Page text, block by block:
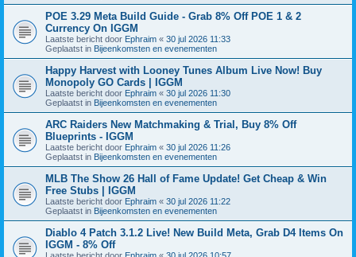
POE 3.29 Meta Build Guide - Grab 8% Off POE 1 & 2
Currency On IGGM
Laatste bericht door Ephraim « 30 jul 2026 11:33
Geplaatst in Bijeenkomsten en evenementen
Happy Harvest with Looney Tunes Album Live Now! Buy
Monopoly GO Cards | IGGM
Laatste bericht door Ephraim « 30 jul 2026 11:30
Geplaatst in Bijeenkomsten en evenementen
ARC Raiders New Matchmaking & Trial, Buy 8% Off
Blueprints - IGGM
Laatste bericht door Ephraim « 30 jul 2026 11:26
Geplaatst in Bijeenkomsten en evenementen
MLB The Show 26 Hall of Fame Update! Get Cheap & Win
Free Stubs | IGGM
Laatste bericht door Ephraim « 30 jul 2026 11:22
Geplaatst in Bijeenkomsten en evenementen
Diablo 4 Patch 3.1.2 Live! New Build Meta, Grab D4 Items On
IGGM - 8% Off
Laatste bericht door Ephraim « 30 jul 2026 10:57